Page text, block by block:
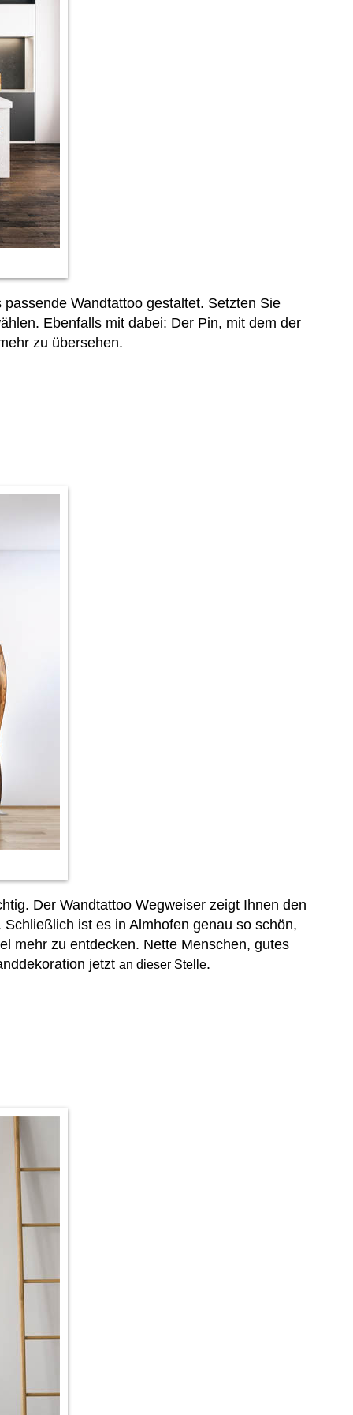
Wandtattoo gestaltet. Setzten Sie
Ebenfalls mit dabei: Der Pin, mit dem der
zu übersehen.
Der Wandtattoo Wegweiser zeigt Ihnen den
ist es in Almhofen genau so schön,
mehr zu entdecken. Nette Menschen, gutes
jetzt an dieser Stelle.